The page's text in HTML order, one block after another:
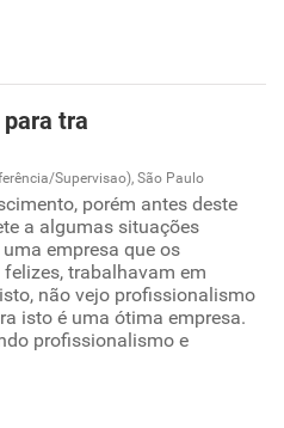
tra
Supervisao), São Paulo
porém antes deste
a algumas situações
empresa que os
trabalhavam em
não vejo profissionalismo
isto é uma ótima empresa.
profissionalismo e